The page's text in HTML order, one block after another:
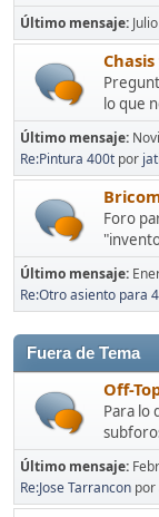
Último mensaje:
lo que
Último mensaje:
Re:Pintura 400t por
Foro
Último mensaje:
Re:Otro asiento para
Fuera de Tema
Off-
Para lo
Último mensaje:
Re:Jose Tarrancon por